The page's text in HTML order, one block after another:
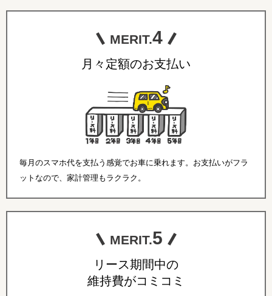
MERIT.4
月々定額のお支払い
毎月のスマホ代を支払う感覚でお車に乗れます。お支払いがフラ
ットなので、家計管理もラクラク。
MERIT.5
リース期間中の
維持費がコミコミ